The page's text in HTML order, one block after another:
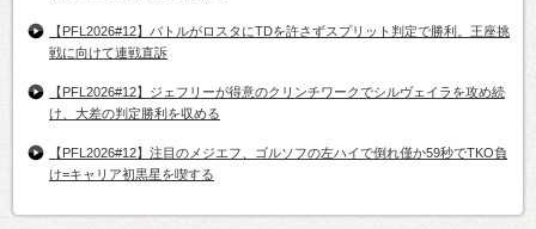
【PFL2026#12】バトルがロスタにTDを許さずスプリット判定で勝利。王座挑
戦に向けて連戦直訴
【PFL2026#12】ジェフリーが得意のクリンチワークでシルヴェイラを攻め続
け、大差の判定勝利を収める
【PFL2026#12】注目のメジエフ、ゴルソフの左ハイで倒れ僅か59秒でTKO負
け=キャリア初黒星を喫する